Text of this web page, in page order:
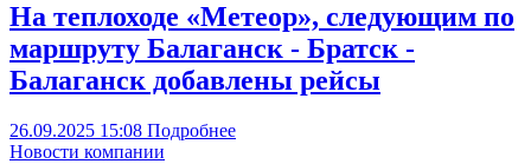
На теплоходе «Метеор», следующим по
маршруту Балаганск - Братск -
Балаганск добавлены рейсы
26.09.2025 15:08 Подробнее
Новости компании